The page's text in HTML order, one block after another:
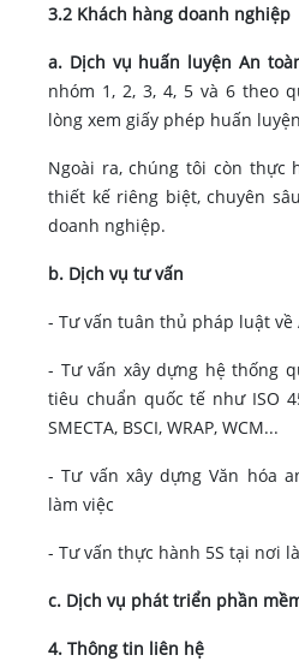
3.2 Khách hàng doanh nghiệp
a. Dịch vụ huấn luyện An
nhóm 1, 2, 3, 4, 5 và 6 theo
lòng xem giấy phép huấn luyện
Ngoài ra, chúng tôi còn thực
thiết kế riêng biệt, chuyên
doanh nghiệp.
b. Dịch vụ tư vấn
- Tư vấn tuân thủ pháp luật về
- Tư vấn xây dựng hệ thống
tiêu chuẩn quốc tế như ISO
SMECTA, BSCI, WRAP, WCM...
- Tư vấn xây dựng Văn hóa
làm việc
- Tư vấn thực hành 5S tại nơi
c. Dịch vụ phát triển phần
4. Thông tin liên hệ